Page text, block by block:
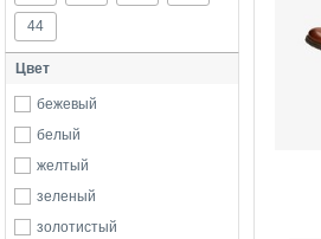
44
Цвет
бежевый
белый
желтый
зеленый
золотистый